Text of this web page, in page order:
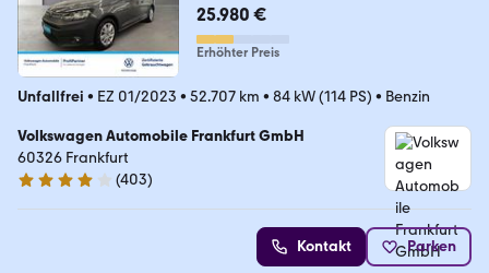
25.980 €
Erhöhter Preis
Unfallfrei • EZ 01/2023 • 52.707 km • 84 kW (114 PS) • Benzin
Volkswagen Automobile Frankfurt GmbH
60326 Frankfurt
4.2 Sterne
(403)
Kontakt Parken